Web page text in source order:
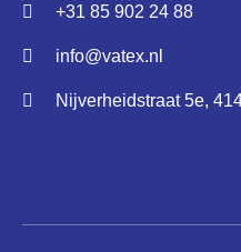
+31 85 902 24 88
info@vatex.nl
Nijverheidstraat 5e,